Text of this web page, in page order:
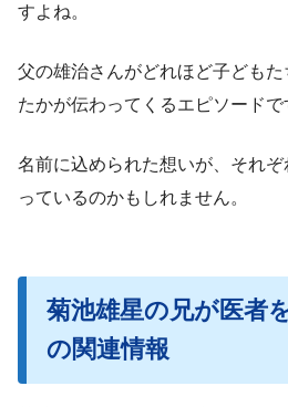
すよね。
父の雄治さんがどれほど子ども
たかが伝わってくるエピソードで
名前に込められた想いが、それ
っているのかもしれません。
菊池雄星の兄が医者
の関連情報